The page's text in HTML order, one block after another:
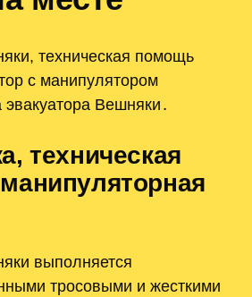
техническая помощь
с манипулятором
Вешняки․
техническая
выполняется
тросовыми и жесткими